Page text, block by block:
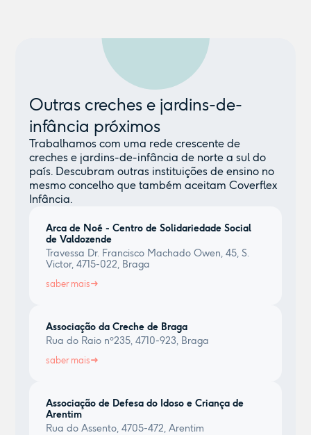
Outras creches e jardins-de-
infância próximos
Trabalhamos com uma rede crescente de
creches e jardins-de-infância de norte a sul do
país. Descubram outras instituições de ensino no
mesmo concelho que também aceitam Coverflex
Infância.
Arca de Noé - Centro de Solidariedade Social
de Valdozende
Travessa Dr. Francisco Machado Owen, 45, S.
Victor, 4715-022, Braga
saber mais
Associação da Creche de Braga
Rua do Raio nº235, 4710-923, Braga
saber mais
Associação de Defesa do Idoso e Criança de
Arentim
Rua do Assento, 4705-472, Arentim